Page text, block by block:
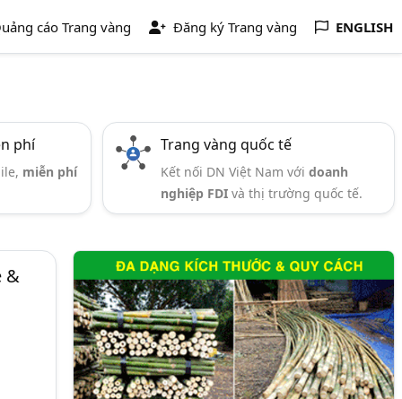
cáo Trang vàng Đăng ký Trang vàng ENGLISH
phí
miễn phí
Trang vàng quốc tế
Kết nối DN Việt Nam vớidoanh
nghiệp FDI và thị trường quốc tế.
&